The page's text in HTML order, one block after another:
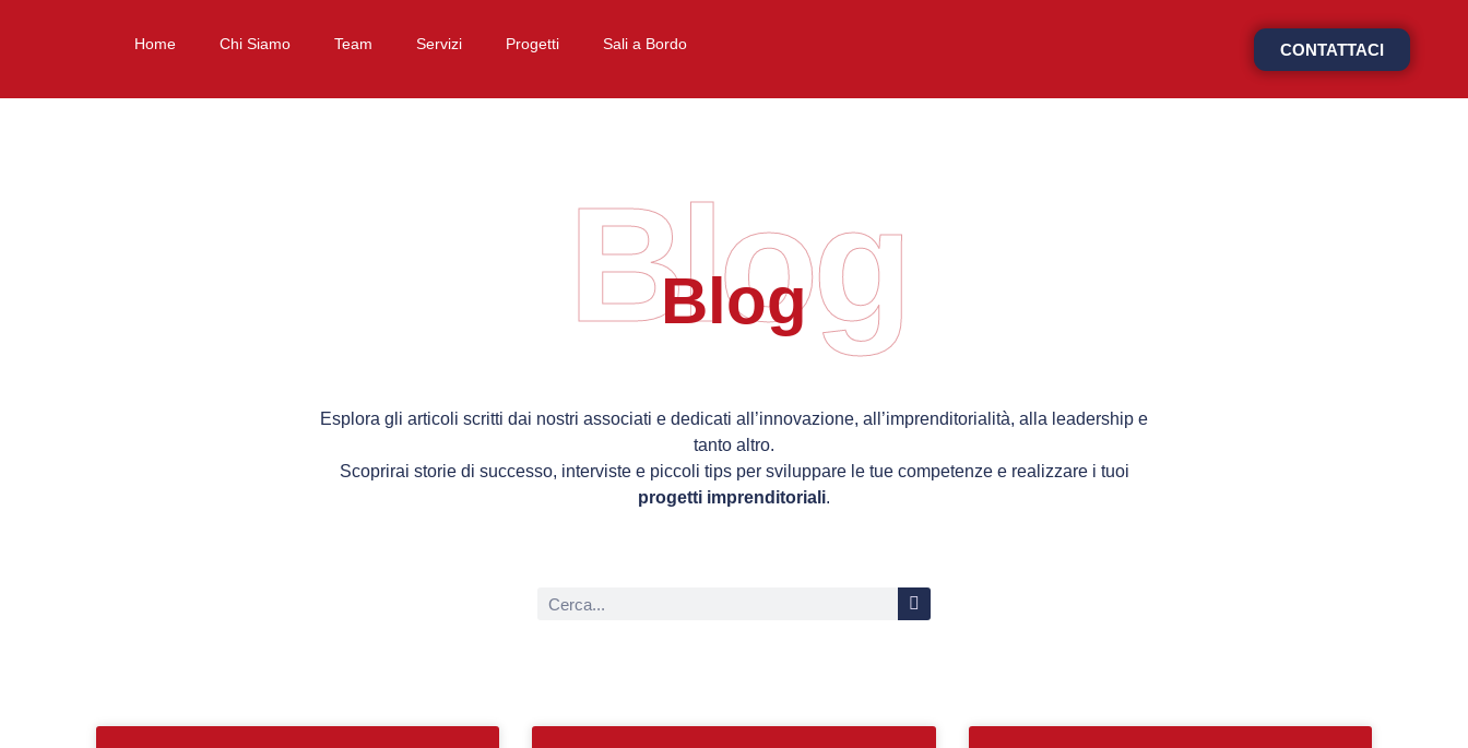
Home Chi Siamo Team Servizi Progetti Sali a Bordo CONTATTACI
Blog
Blog
Esplora gli articoli scritti dai nostri associati e dedicati all’innovazione, all’imprenditorialità, alla leadership e
tanto altro.
Scoprirai storie di successo, interviste e piccoli tips per sviluppare le tue competenze e realizzare i tuoi
progetti imprenditoriali.